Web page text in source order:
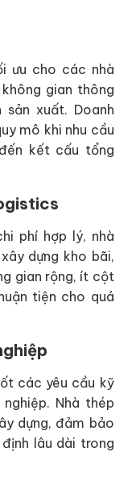
ưu cho các nhà
gian thông
xuất. Doanh
mô khi nhu cầu
kết cấu tổng
phí hợp lý, nhà
dựng kho bãi,
gian rộng, ít cột
tiện cho quá
các yêu cầu kỹ
Nhà thép
dựng, đảm bảo
lâu dài trong